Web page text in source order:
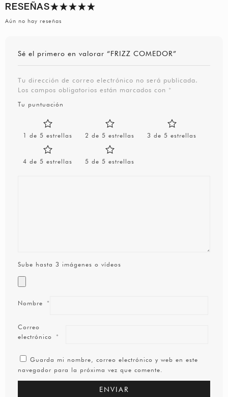
RESEÑAS
Aún no hay reseñas
Sé el primero en valorar “FRIZZ COMEDOR”
Tu dirección de correo electrónico no será publicada.
Los campos obligatorios están marcados con *
Tu puntuación
1 de 5 estrellas 2 de 5 estrellas 3 de 5 estrellas
4 de 5 estrellas 5 de 5 estrellas
Sube hasta 3 imágenes o vídeos
Nombre *
Correo
electrónico *
Guarda mi nombre, correo electrónico y web en este
navegador para la próxima vez que comente.